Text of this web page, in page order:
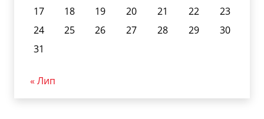
17
18 19 20 21 22
23
24
25 26 27 28 29
30
31
« Лип